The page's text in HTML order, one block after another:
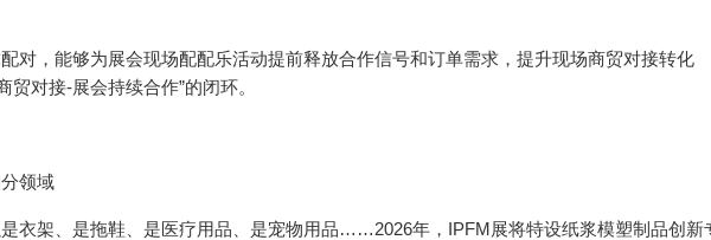
对，能够为展会现场配配乐活动提前释放合作信号和订单需求，提升现场商贸对接转化
对接-展会持续合作”的闭环。
领域
衣架、是拖鞋、是医疗用品、是宠物用品……2026年，IPFM展将特设纸浆模塑制品创新